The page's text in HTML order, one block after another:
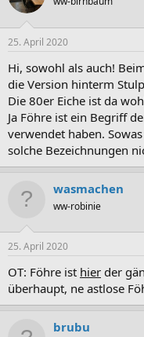
25. April 2020
Hi, sowohl als auch!
die Version hinterm
Die 80er Eiche ist da
Ja Föhre ist ein Begriff
verwendet haben.
solche Bezeichnungen
wasmachen
ww-robinie
25. April 2020
OT: Föhre ist hier der
überhaupt, ne astlose
brubu